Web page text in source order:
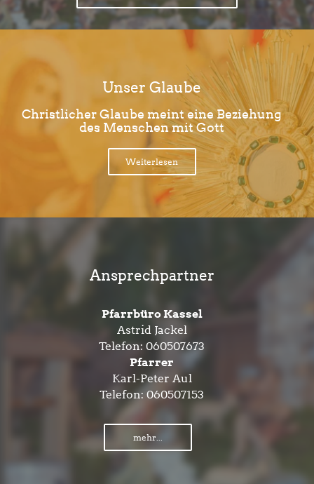
Unser Glaube
Christlicher Glaube meint eine Beziehung
des Menschen mit Gott
Weiterlesen
Ansprechpartner
Pfarrbüro Kassel
Astrid Jackel
Telefon: 060507673
Pfarrer
Karl-Peter Aul
Telefon: 060507153
mehr...